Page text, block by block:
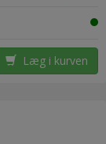
Læg i kurven